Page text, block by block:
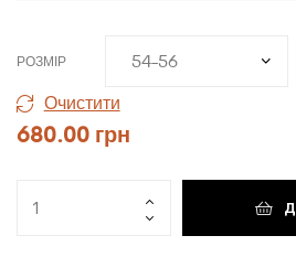
РОЗМІР
Очистити
680.00 грн